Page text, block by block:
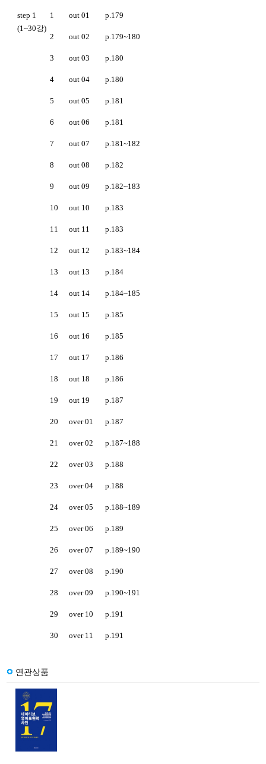
step 1
(1~30강)
1 out 01 p.179
2 out 02 p.179~180
3 out 03 p.180
4 out 04 p.180
5 out 05 p.181
6 out 06 p.181
7 out 07 p.181~182
8 out 08 p.182
9 out 09 p.182~183
10 out 10 p.183
11 out 11 p.183
12 out 12 p.183~184
13 out 13 p.184
14 out 14 p.184~185
15 out 15 p.185
16 out 16 p.185
17 out 17 p.186
18 out 18 p.186
19 out 19 p.187
20 over 01 p.187
21 over 02 p.187~188
22 over 03 p.188
23 over 04 p.188
24 over 05 p.188~189
25 over 06 p.189
26 over 07 p.189~190
27 over 08 p.190
28 over 09 p.190~191
29 over 10 p.191
30 over 11 p.191
연관상품